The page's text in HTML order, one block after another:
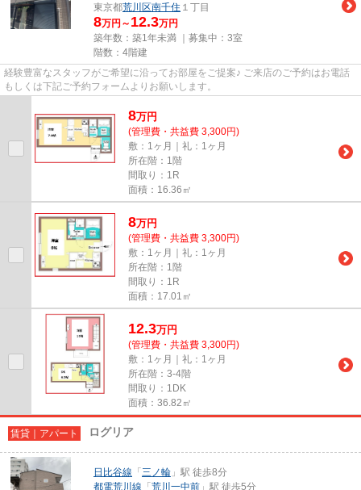
東京都荒川区南千住 １丁目
8万円～ 12.3万円
築年数：築1年未満 ｜募集中： 3室
階数：4階建
経験豊富なスタッフがご希望に沿ってお部屋をご提案♪ ご来店のご予約はお電話
もしくは下記ご予約フォームよりお願いします。
8万円
(管理費・共益費 3,300円)
敷：1ヶ月｜礼：1ヶ月
所在階：1階
間取り：1R
面積：16.36㎡
8万円
(管理費・共益費 3,300円)
敷：1ヶ月｜礼：1ヶ月
所在階：1階
間取り：1R
面積：17.01㎡
12.3万円
(管理費・共益費 3,300円)
敷：1ヶ月｜礼：1ヶ月
所在階：3-4階
間取り：1DK
面積：36.82㎡
賃貸｜アパート ログリア
日比谷線 「 三ノ輪 」駅 徒歩8分
都電荒川線 「 荒川一中前 」駅 徒歩5分